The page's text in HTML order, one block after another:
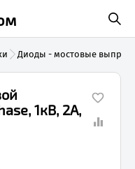
Диоды - мостовые
1кВ, 2А,